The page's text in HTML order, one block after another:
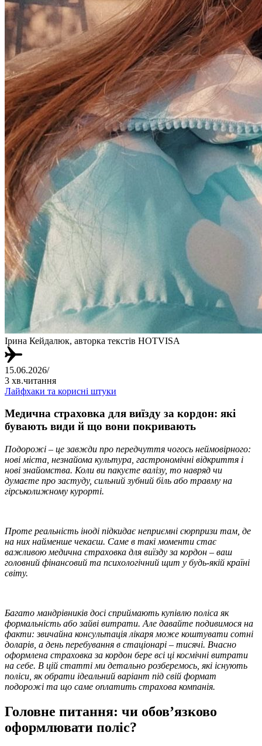
Ірина Кейдалюк, авторка текстів HOTVISA
15.06.2026/
3 хв.читання
Лайфхаки та корисні штуки
Медична страховка для виїзду за кордон: які
бувають види й що вони покривають
Подорожі – це завжди про передчуття чогось неймовірного:
нові міста, незнайома культура, гастрономічні відкриття і
нові знайомства. Коли ви пакуєте валізу, то навряд чи
думаєте про застуду, сильний зубний біль або травму на
гірськолижному курорті.
Проте реальність іноді підкидає неприємні сюрпризи там, де
на них найменше чекаєш. Саме в такі моменти стає
важливою медична страховка для виїзду за кордон – ваш
головний фінансовий та психологічний щит у будь-якій країні
світу.
Багато мандрівників досі сприймають купівлю поліса як
формальність або зайві витрати. Але давайте подивимося на
факти: звичайна консультація лікаря може коштувати сотні
доларів, а день перебування в стаціонарі – тисячі. Вчасно
оформлена страховка за кордон бере всі ці космічні витрати
на себе. В цій статті ми детально розберемось, які існують
поліси, як обрати ідеальний варіант під свій формат
подорожі та що саме оплатить страхова компанія.
Головне питання: чи обов’язково
оформлювати поліс?